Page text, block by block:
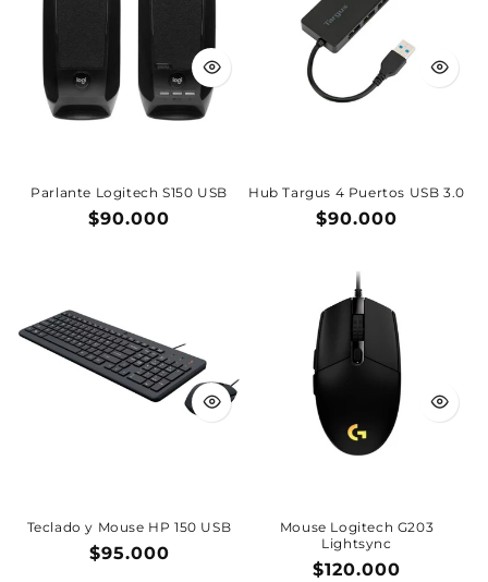
Parlante Logitech S150 USB
Precio
$90.000
Hub Targus 4 Puertos USB 3.0
Precio
$90.000
Teclado y Mouse HP 150 USB
Precio
$95.000
Mouse Logitech G203
Lightsync
Precio
$120.000